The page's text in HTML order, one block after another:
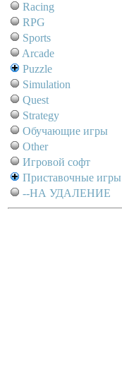
Racing
RPG
Sports
Arcade
Puzzle
Simulation
Quest
Strategy
Обучающие игры
Other
Игровой софт
Приставочные игры
--НА УДАЛЕНИЕ